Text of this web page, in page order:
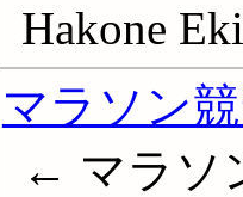
Hakone
マラソン
← マラソ